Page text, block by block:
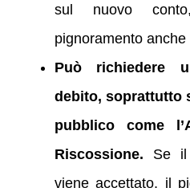
sul nuovo
pignoramento anche
Può richiedere
debito, soprattutto
pubblico come
Riscossione. Se il
viene accettato, il